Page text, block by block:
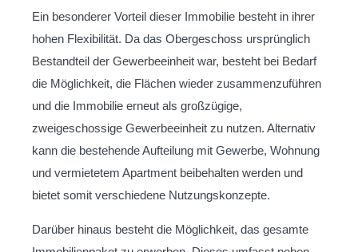
Ein besonderer Vorteil dieser Immobilie besteht in ihrer
hohen Flexibilität. Da das Obergeschoss ursprünglich
Bestandteil der Gewerbeeinheit war, besteht bei Bedarf
die Möglichkeit, die Flächen wieder zusammenzuführen
und die Immobilie erneut als großzügige,
zweigeschossige Gewerbeeinheit zu nutzen. Alternativ
kann die bestehende Aufteilung mit Gewerbe, Wohnung
und vermietetem Apartment beibehalten werden und
bietet somit verschiedene Nutzungskonzepte.
Darüber hinaus besteht die Möglichkeit, das gesamte